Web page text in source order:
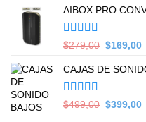
was:
AIBOX PRO
Valorado en
$279,00 Original
was:
$169,00
CAJAS DE
Valorado en
$499,00 Original
$399,00